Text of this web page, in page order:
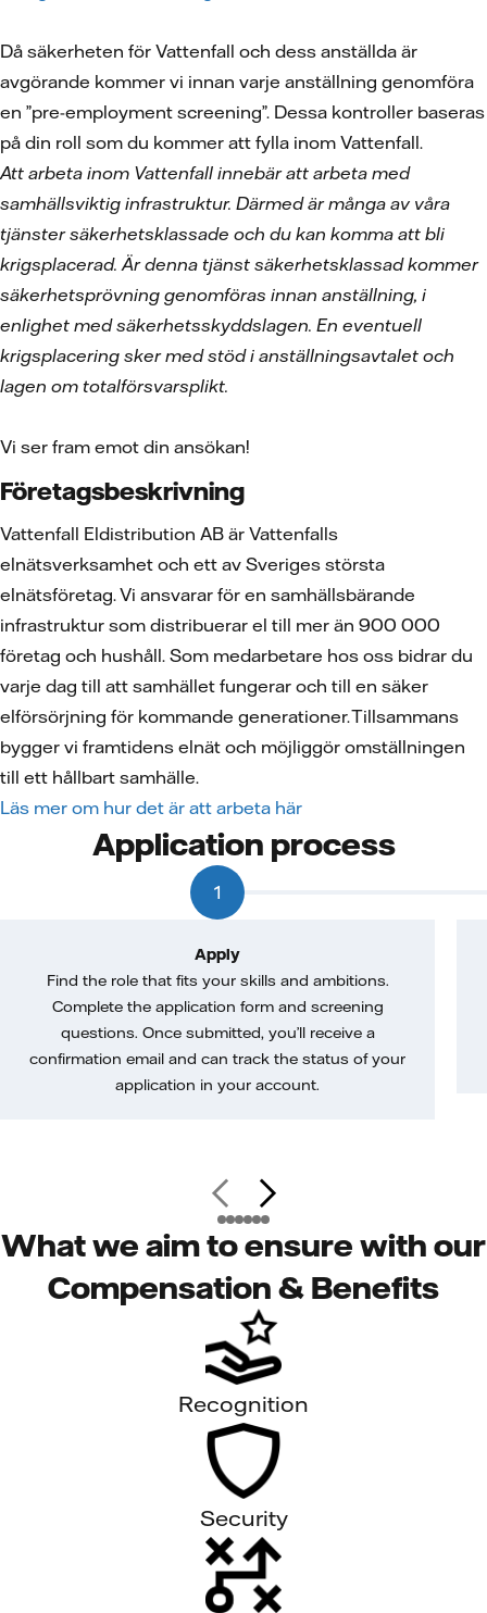
Då säkerheten för Vattenfall och dess anställda är
avgörande kommer vi innan varje anställning genomföra
en ”pre-employment screening”. Dessa kontroller baseras
på din roll som du kommer att fylla inom Vattenfall.
Att arbeta inom Vattenfall innebär att arbeta med
samhällsviktig infrastruktur. Därmed är många av våra
tjänster säkerhetsklassade och du kan komma att bli
krigsplacerad. Är denna tjänst säkerhetsklassad kommer
säkerhetsprövning genomföras innan anställning, i
enlighet med säkerhetsskyddslagen. En eventuell
krigsplacering sker med stöd i anställningsavtalet och
lagen om totalförsvarsplikt.
Vi ser fram emot din ansökan!
Företagsbeskrivning
Vattenfall Eldistribution AB är Vattenfalls
elnätsverksamhet och ett av Sveriges största
elnätsföretag. Vi ansvarar för en samhällsbärande
infrastruktur som distribuerar el till mer än 900 000
företag och hushåll. Som medarbetare hos oss bidrar du
varje dag till att samhället fungerar och till en säker
elförsörjning för kommande generationer. Tillsammans
bygger vi framtidens elnät och möjliggör omställningen
till ett hållbart samhälle.
Läs mer om hur det är att arbeta här
Application process
1
Apply
Find the role that fits your skills and ambitions.
Complete the application form and screening
questions. Once submitted, you’ll receive a
confirmation email and can track the status of your
application in your account.
What we aim to ensure with our
Compensation & Benefits
Recognition
Security